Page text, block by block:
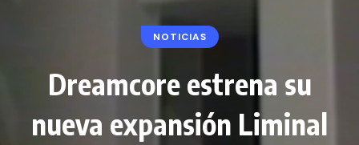
NOTICIAS
Dreamcore estrena su
nueva expansión Liminal